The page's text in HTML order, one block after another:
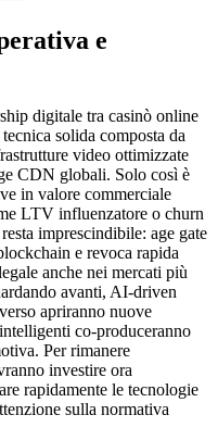
e
digitale tra casinò online
solida composta da
video ottimizzate
CDN globali. Solo così è
in valore commerciale
LTV influenzatore o churn
imprescindibile: age gate
e revoca rapida
anche nei mercati più
avanti, AI-driven
apriranno nuove
co-produceranno
Per rimanere
investire ora
rapidamente le tecnologie
sulla normativa